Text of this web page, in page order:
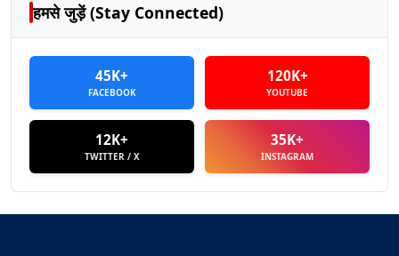
हमसे जुड़ें (Stay Connected)
45K+
FACEBOOK
120K+
YOUTUBE
12K+
TWITTER / X
35K+
INSTAGRAM